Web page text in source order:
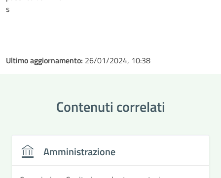
s
Ultimo aggiornamento: 26/01/2024, 10:38
Contenuti correlati
Amministrazione